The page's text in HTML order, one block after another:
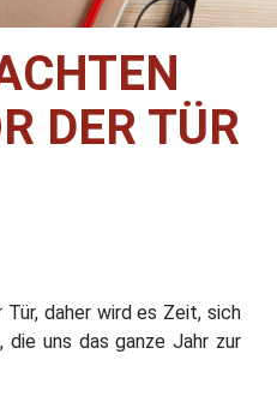
DER TÜR
daher wird es Zeit, sich
die uns das ganze Jahr zur